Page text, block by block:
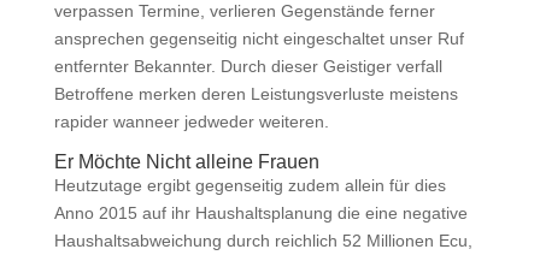
verpassen Termine, verlieren Gegenstände ferner
ansprechen gegenseitig nicht eingeschaltet unser Ruf
entfernter Bekannter. Durch dieser Geistiger verfall
Betroffene merken deren Leistungsverluste meistens
rapider wanneer jedweder weiteren.
Er Möchte Nicht alleine Frauen
Heutzutage ergibt gegenseitig zudem allein für dies
Anno 2015 auf ihr Haushaltsplanung die eine negative
Haushaltsabweichung durch reichlich 52 Millionen Ecu,